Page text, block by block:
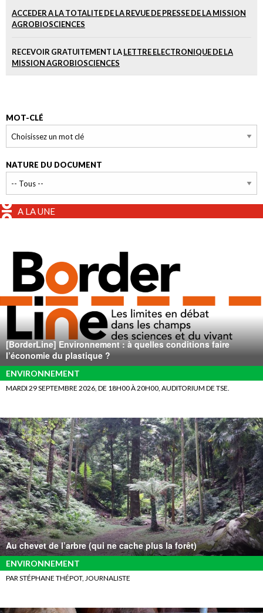
ACCEDER A LA TOTALITE DE LA REVUE DE PRESSE DE LA MISSION
AGROBIOSCIENCES
RECEVOIR GRATUITEMENT LALETTRE ELECTRONIQUE DE LA
MISSION AGROBIOSCIENCES
MOT-CLÉ
NATURE DU DOCUMENT
A LA UNE
[BorderLine] Environnement : à quelles conditions faire
l’économie du plastique ?
ENVIRONNEMENT
MARDI 29 SEPTEMBRE 2026, DE 18H00 À 20H00, AUDITORIUM DE TSE.
Au chevet de l’arbre (qui ne cache plus la forêt)
ENVIRONNEMENT
PAR STÉPHANE THÉPOT, JOURNALISTE